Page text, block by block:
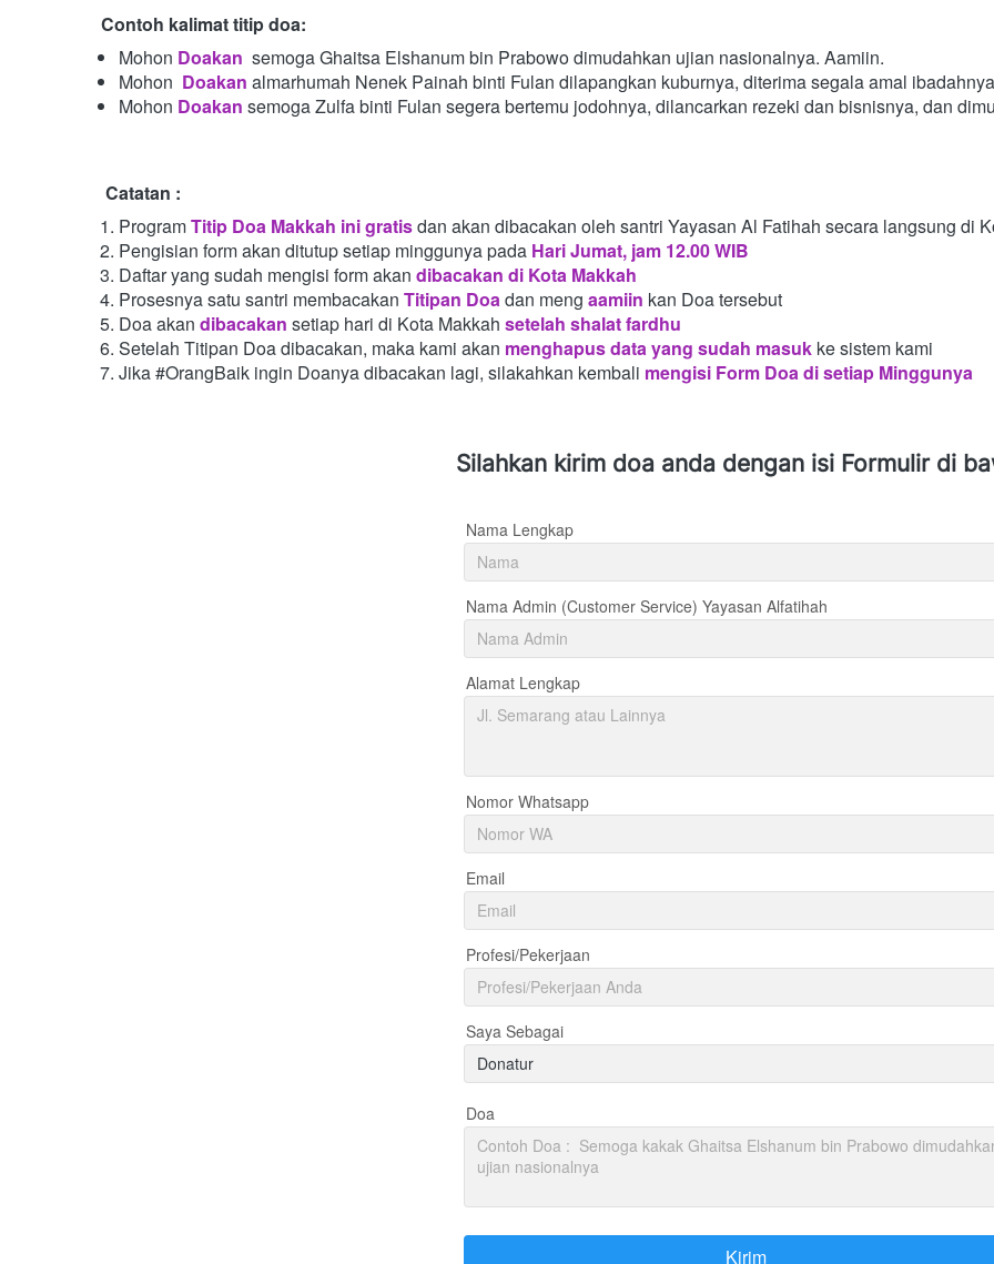
Contoh kalimat titip doa:
Mohon Doakan semoga Ghaitsa Elshanum bin Prabowo dimudahkan ujian nasionalnya. Aamiin.
Mohon Doakan almarhumah Nenek Painah binti Fulan dilapangkan kuburnya, diterima segala amal
Mohon Doakan semoga Zulfa binti Fulan segera bertemu jodohnya, dilancarkan rezeki dan bisnisnya, dan
Catatan :
ProgramTitip Doa Makkah ini gratisdan akan dibacakan oleh santri Yayasan Al Fatihah secara langsung di
Pengisian form akan ditutup setiap minggunya pada Hari Jumat, jam 12.00 WIB
Daftar yang sudah mengisi form akan dibacakan di Kota Makkah
Prosesnya satu santri membacakan Titipan Doadan meng aamiin kan Doa tersebut
Doa akan dibacakan setiap hari di Kota Makkah setelah shalat fardhu
Setelah Titipan Doa dibacakan, maka kami akan menghapus data yang sudah masuk ke sistem kami
Jika #OrangBaik ingin Doanya dibacakan lagi, silakahkan kembali mengisi Form Doa di setiap Minggunya
Silahkan kirim doa anda dengan isi Formulir di
Nama Lengkap
Nama Admin (Customer Service) Yayasan Alfatihah
Alamat Lengkap
Nomor Whatsapp
Email
Profesi/Pekerjaan
Saya Sebagai
Donatur
Doa
`Kirim